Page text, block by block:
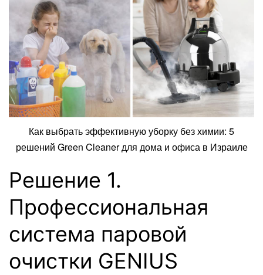
Как выбрать эффективную уборку без химии: 5
решений Green Cleaner для дома и офиса в Израиле
Решение 1.
Профессиональная
система паровой
очистки GENIUS